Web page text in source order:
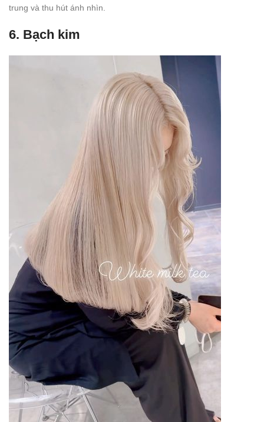
trung và thu hút ánh nhìn.
6. Bạch kim